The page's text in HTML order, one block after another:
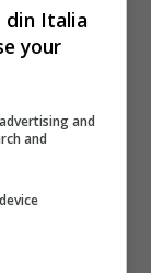
din Italia
your
and
and